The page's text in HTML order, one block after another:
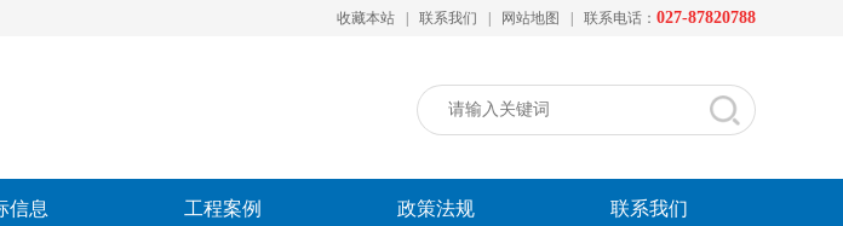
收藏本站 联系我们 网站地图 联系电话： 027-87820788
信息 工程案例 政策法规 联系我们